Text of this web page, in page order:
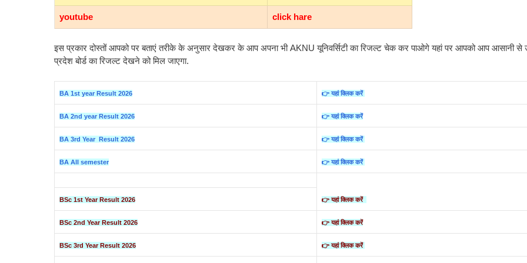
youtube click hare
इस प्रकार दोस्तों आपको पर बताएं तरीके के अनुसार देखकर के आप अपना भी AKNU यूनिवर्सिटी का रिजल्ट चेक कर पाओगे यहां पर आपको आप आसानी से
प्रदेश बोर्ड का रिजल्ट देखने को मिल जाएगा.
BA 1st year Result 2026 👉 यहां क्लिक करें
BA 2nd year Result 2026 👉 यहां क्लिक करें
BA 3rd Year Result 2026 👉 यहां क्लिक करें
BA All semester 👉 यहां क्लिक करें
BSc 1st Year Result 2026 👉 यहां क्लिक करें
BSc 2nd Year Result 2026 👉 यहां क्लिक करें
BSc 3rd Year Result 2026 👉 यहां क्लिक करें